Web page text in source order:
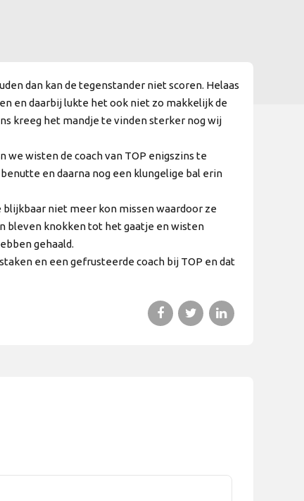
dan kan de tegenstander niet scoren. Helaas
en daarbij lukte het ook niet zo makkelijk de
kreeg het mandje te vinden sterker nog wij
we wisten de coach van TOP enigszins te
en daarna nog een klungelige bal erin
blijkbaar niet meer kon missen waardoor ze
bleven knokken tot het gaatje en wisten
gehaald.
en een gefrusteerde coach bij TOP en dat